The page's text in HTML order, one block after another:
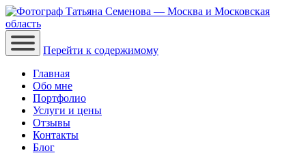
Перейти к содержимому
Главная
Обо мне
Портфолио
Услуги и цены
Отзывы
Контакты
Блог